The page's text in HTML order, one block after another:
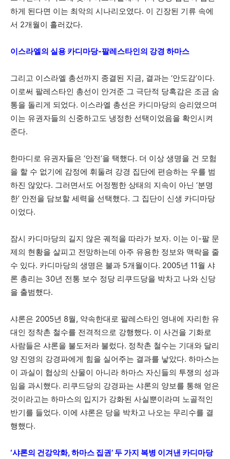
하게 된다면 이는 최악의 시나리오였다. 이 긴장된 기류 속에
서 2개월이 흘러갔다.
이스라엘의 실용 카디마당-팔레스타인의 강경 하마스
그리고 이스라엘 총선까지 종결된 지금, 결과는 ‘안도감’이다.
이로써 팔레스타인 총선이 안겨준 그 극단적 당혹감은 조금 숨
통을 돌리게 되었다. 이스라엘 총선은 카디마당의 승리였으며
이는 유권자들의 신중하고도 냉정한 선택이었음을 확인시켜
준다.
한마디로 유권자들은 ‘안전’을 택했다. 더 이상 생명을 건 모험
을 할 수 없기에 감정에 휘둘려 강경 집단에 편승하는 우를 범
하진 않았다. 그러면서도 어정쩡한 상태의 지속이 아닌 ‘분명
한’ 안전을 담보할 세력을 선택했다. 그 집단이 신생 카디마당
이었다.
잠시 카디마당의 길지 않은 궤적을 따라가 보자. 이는 이-팔 문
제의 현황을 살피고 전망하는데 아주 유용한 정보와 맥락을 줄
수 있다. 카디마당의 생명은 불과 5개월이다. 2005년 11월 샤
론 총리는 30년 전통 보수 정당 리쿠드당을 박차고 나와 신당
을 출범했다.
샤론은 2005년 8월, 약속한대로 팔레스타인 영내에 자리한 유
대인 정착촌 철수를 전격적으로 강행했다. 이 사건을 기화로
사람들은 샤론을 불도저라 불렀다. 정착촌 철수는 기대와 달리
양 진영의 강경파에게 힘을 실어주는 결과를 낳았다. 하마스는
이 과실이 협상의 산물이 아니라 하마스 자신들의 투쟁의 성과
임을 과시했다. 리쿠드당의 강경파는 샤론의 양보를 통해 얻은
것이라고는 하마스의 입지가 강화된 사실뿐이라며 노골적인
반기를 들었다. 이에 샤론은 당을 박차고 나오는 무리수를 결
행했다.
‘샤론의 건강악화, 하마스 집권’ 두 가지 복병 이겨낸 카디마당